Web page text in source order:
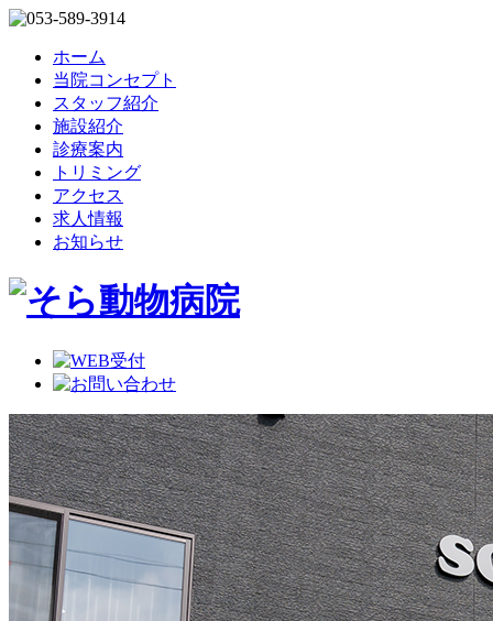
ホーム
当院コンセプト
スタッフ紹介
施設紹介
診療案内
トリミング
アクセス
求人情報
お知らせ